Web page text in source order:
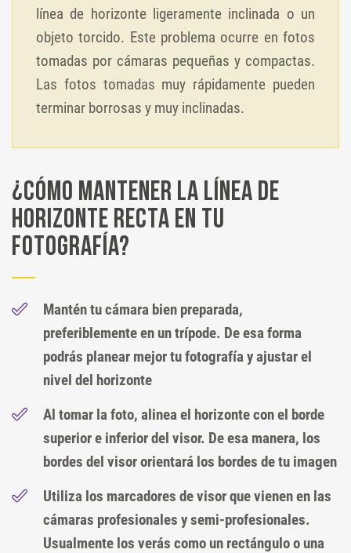
línea de horizonte ligeramente inclinada o un
objeto torcido. Este problema ocurre en fotos
tomadas por cámaras pequeñas y compactas.
Las fotos tomadas muy rápidamente pueden
terminar borrosas y muy inclinadas.
¿Cómo mantener la línea de
horizonte recta en tu
fotografía?
Mantén tu cámara bien preparada,
preferiblemente en un trípode. De esa forma
podrás planear mejor tu fotografía y ajustar el
nivel del horizonte
Al tomar la foto, alinea el horizonte con el borde
superior e inferior del visor. De esa manera, los
bordes del visor orientará los bordes de tu imagen
Utiliza los marcadores de visor que vienen en las
cámaras profesionales y semi-profesionales.
Usualmente los verás como un rectángulo o una